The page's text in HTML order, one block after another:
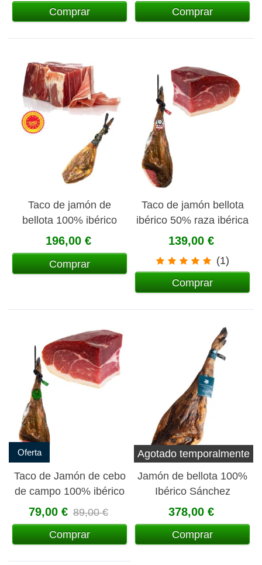
Comprar
Comprar
Taco de jamón de
bellota 100% ibérico
D.O.P. Jabugo 1kg
aprox.
196,00 €
Comprar
Taco de jamón bellota
ibérico 50% raza ibérica
1 kg aprox.
139,00 €
(1)
Comprar
Oferta
Taco de Jamón de cebo
de campo 100% ibérico
1kg aprox
79,00 € 89,00 €
Comprar
Agotado temporalmente
Jamón de bellota 100%
Ibérico Sánchez
Romero Carvajal
378,00 €
Comprar